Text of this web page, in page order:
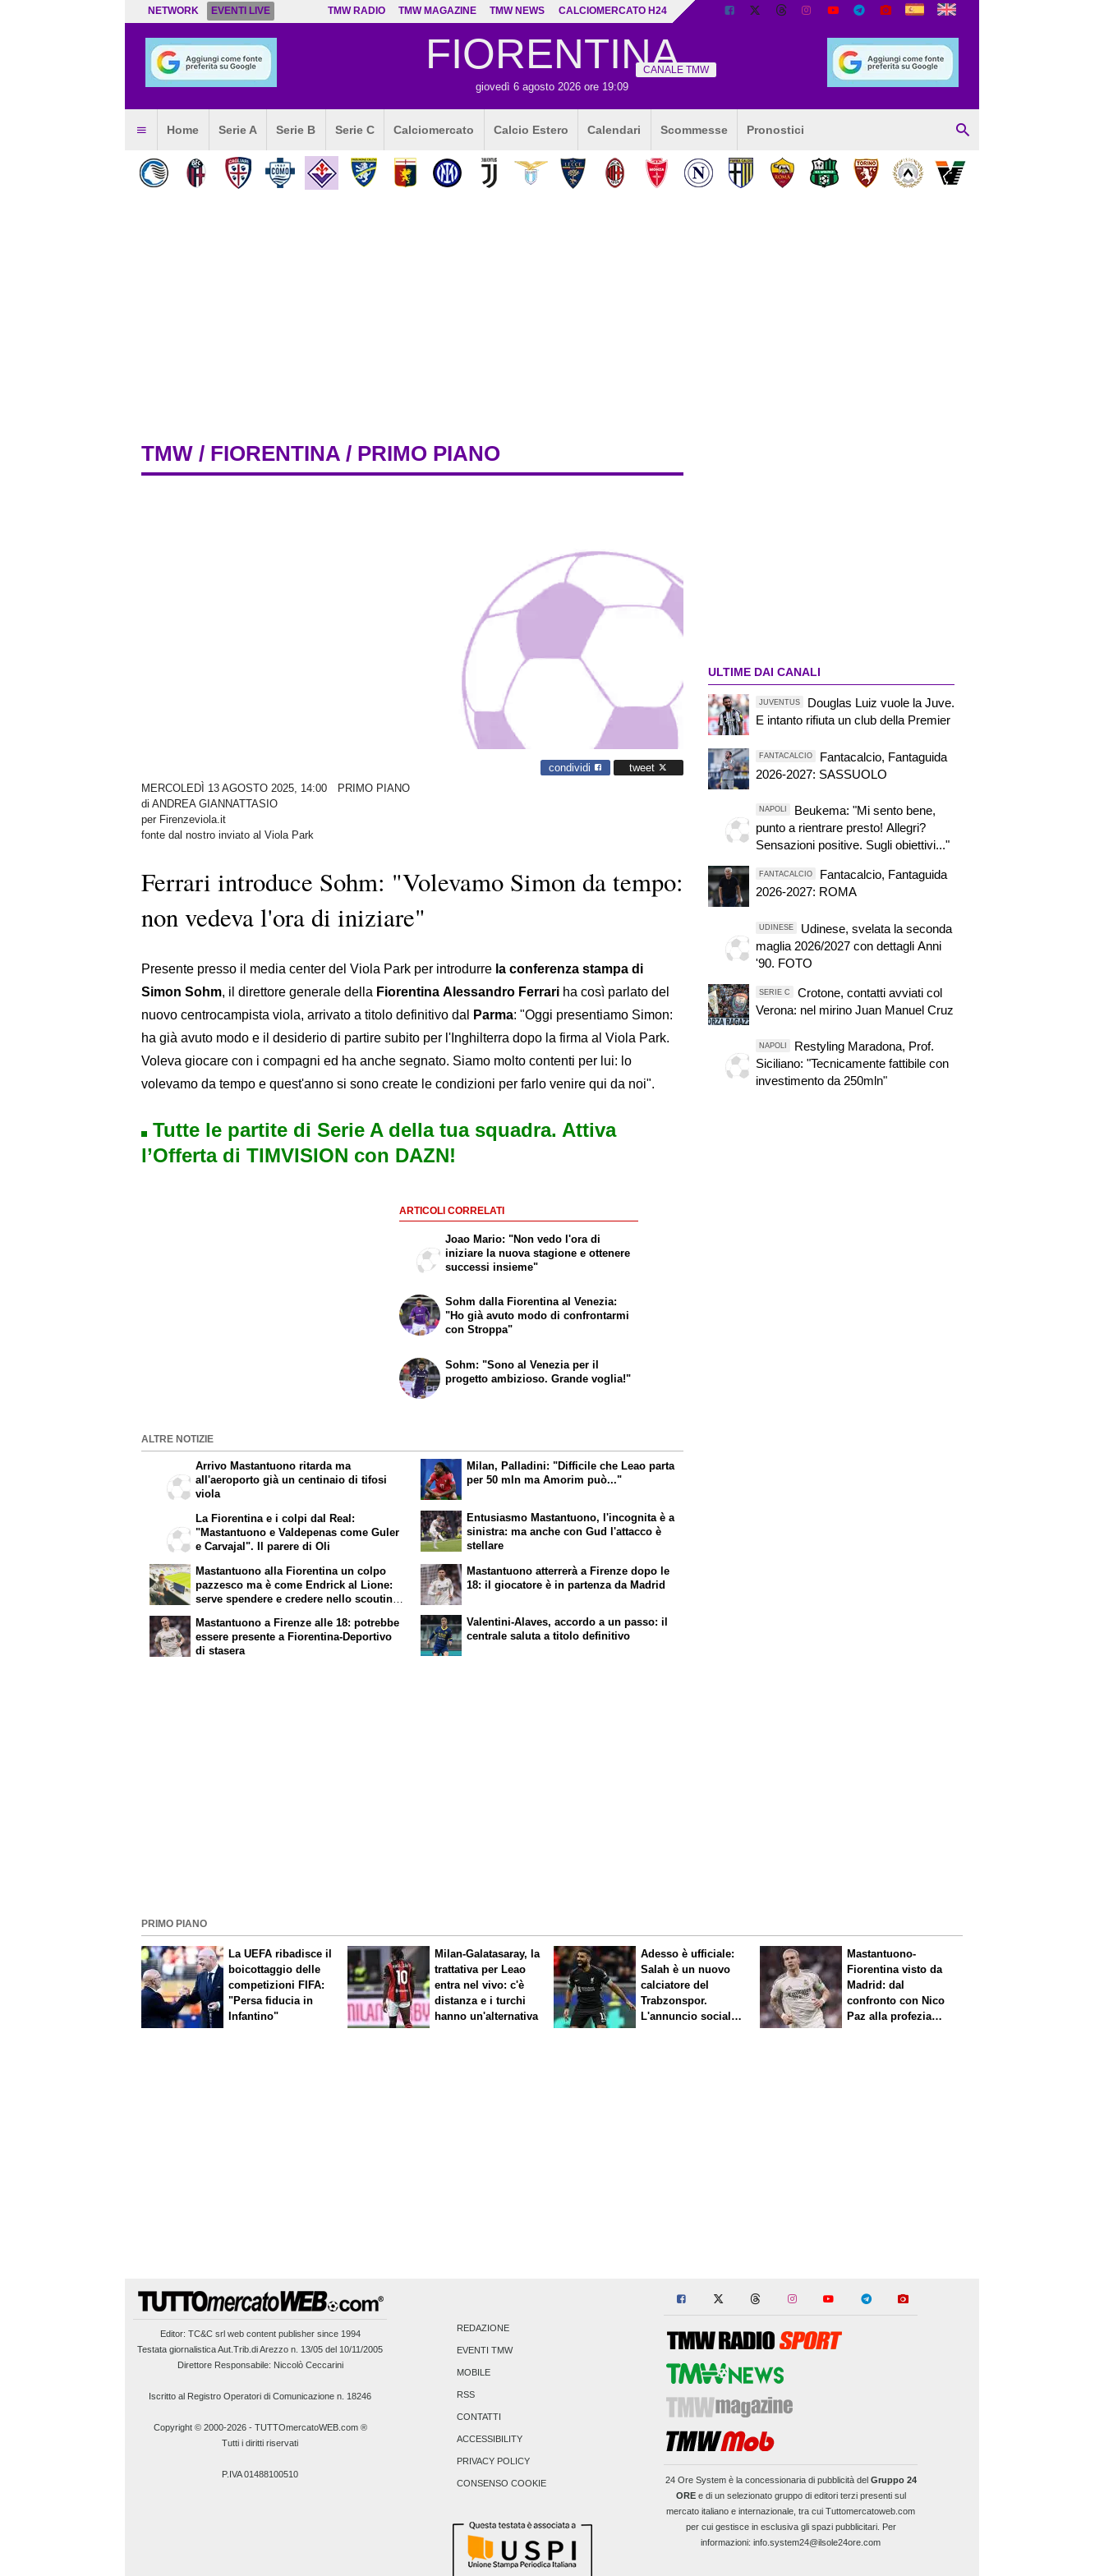
NETWORK EVENTI LIVE TMW RADIO TMW MAGAZINE TMW NEWS CALCIOMERCATO H24
FIORENTINA
giovedì 6 agosto 2026 ore 19:09
CANALE TMW
Home Serie A Serie B Serie C Calciomercato Calcio Estero Calendari Scommesse Pronostici
TMW / FIORENTINA / PRIMO PIANO
condividi
tweet
MERCOLEDÌ 13 AGOSTO 2025, 14:00
PRIMO PIANO
di ANDREA GIANNATTASIO
per Firenzeviola.it
fonte dal nostro inviato al Viola Park
Ferrari introduce Sohm: "Volevamo Simon da tempo:
non vedeva l'ora di iniziare"
Presente presso il media center del Viola Park per introdurre la conferenza stampa di
Simon Sohm, il direttore generale della Fiorentina Alessandro Ferrari ha così parlato del
nuovo centrocampista viola, arrivato a titolo definitivo dal
Parma: "Oggi presentiamo Simon:
ha già avuto modo e il desiderio di partire subito per l'Inghilterra dopo la firma al Viola Park.
Voleva giocare con i compagni ed ha anche segnato. Siamo molto contenti per lui: lo
volevamo da tempo e quest'anno si sono create le condizioni per farlo venire qui da noi".
Tutte le partite di Serie A della tua squadra. Attiva
l’Offerta di TIMVISION con DAZN!
ARTICOLI CORRELATI
Joao Mario: "Non vedo l'ora di
iniziare la nuova stagione e ottenere
successi insieme"
Sohm dalla Fiorentina al Venezia:
"Ho già avuto modo di confrontarmi
con Stroppa"
Sohm: "Sono al Venezia per il
progetto ambizioso. Grande voglia!"
ALTRE NOTIZIE
Arrivo Mastantuono ritarda ma
all'aeroporto già un centinaio di tifosi
viola
La Fiorentina e i colpi dal Real:
"Mastantuono e Valdepenas come Guler
e Carvajal". Il parere di Oli
Milan, Palladini: "Difficile che Leao parta
per 50 mln ma Amorim può..."
Entusiasmo Mastantuono, l'incognita è a
sinistra: ma anche con Gud l'attacco è
stellare
Mastantuono alla Fiorentina un colpo
pazzesco ma è come Endrick al Lione:
serve spendere e credere nello scouting
attenzione perché qualcosa sta
cambiando davvero
Mastantuono a Firenze alle 18: potrebbe
essere presente a Fiorentina-Deportivo
di stasera
Mastantuono atterrerà a Firenze dopo le
18: il giocatore è in partenza da Madrid
Valentini-Alaves, accordo a un passo: il
centrale saluta a titolo definitivo
ULTIME DAI CANALI
JUVENTUS
Douglas Luiz vuole la Juve.
E intanto rifiuta un club della Premier
FANTACALCIO
Fantacalcio, Fantaguida
2026-2027: SASSUOLO
NAPOLI
Beukema: "Mi sento bene,
punto a rientrare presto! Allegri?
Sensazioni positive. Sugli obiettivi..."
FANTACALCIO
Fantacalcio, Fantaguida
2026-2027: ROMA
UDINESE
Udinese, svelata la seconda
maglia 2026/2027 con dettagli Anni
'90. FOTO
SERIE C
Crotone, contatti avviati col
Verona: nel mirino Juan Manuel Cruz
NAPOLI
Restyling Maradona, Prof.
Siciliano: "Tecnicamente fattibile con
investimento da 250mln"
PRIMO PIANO
La UEFA ribadisce il
boicottaggio delle
competizioni FIFA:
"Persa fiducia in
Infantino"
Milan-Galatasaray, la
trattativa per Leao
entra nel vivo: c'è
distanza e i turchi
hanno un'alternativa
Adesso è ufficiale:
Salah è un nuovo
calciatore del
Trabzonspor.
L'annuncio social
Mastantuono-
Fiorentina visto da
Madrid: dal
confronto con Nico
Paz alla profezia
Editor: TC&C srl web content publisher since 1994
Testata giornalistica Aut.Trib.di Arezzo n. 13/05 del 10/11/2005
Direttore Responsabile: Niccolò Ceccarini
Iscritto al Registro Operatori di Comunicazione n. 18246
Copyright © 2000-2026- TUTTOmercatoWEB.com ®
Tutti i diritti riservati
P.IVA 01488100510
REDAZIONE
EVENTI TMW
MOBILE
RSS
CONTATTI
ACCESSIBILITY
PRIVACY POLICY
CONSENSO COOKIE 24 Ore Systemè la concessionaria di pubblicità del Gruppo 24
OREe di un selezionato gruppo di editori terzi presenti sul
mercato italiano e internazionale, tra cui Tuttomercatoweb.com
per cui gestisce in esclusiva gli spazi pubblicitari. Per
informazioni: info.system24@ilsole24ore.com